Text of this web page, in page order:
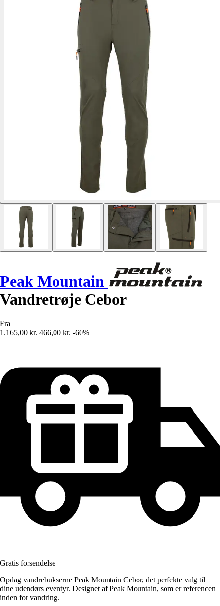
Peak Mountain
Vandretrøje Cebor
Fra
1.165,00 kr. 466,00 kr. -60%
Gratis forsendelse
Opdag vandrebukserne Peak Mountain Cebor, det perfekte valg til
dine udendørs eventyr. Designet af Peak Mountain, som er referencen
inden for vandring.